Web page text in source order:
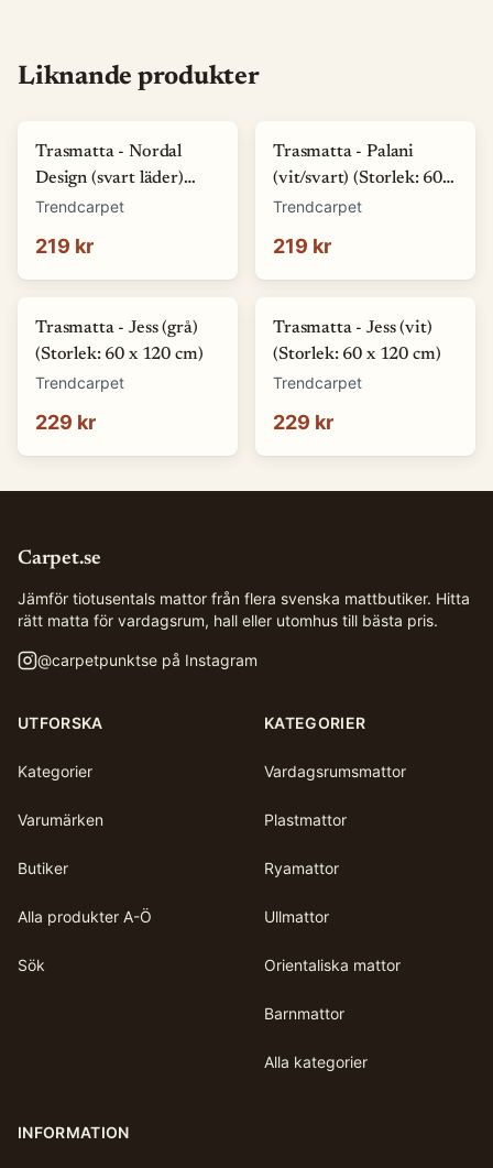
Liknande produkter
Trasmatta - Nordal
Design (svart läder)
(Storlek: 60 x 110 cm)
Trendcarpet
219 kr
Trasmatta - Palani
(vit/svart) (Storlek: 60 x
120 cm)
Trendcarpet
219 kr
Trasmatta - Jess (grå)
(Storlek: 60 x 120 cm)
Trendcarpet
229 kr
Trasmatta - Jess (vit)
(Storlek: 60 x 120 cm)
Trendcarpet
229 kr
Carpet.se
Jämför tiotusentals mattor från flera svenska mattbutiker. Hitta
rätt matta för vardagsrum, hall eller utomhus till bästa pris.
@carpetpunktse på Instagram
UTFORSKA
Kategorier
Varumärken
Butiker
Alla produkter A-Ö
Sök
KATEGORIER
Vardagsrumsmattor
Plastmattor
Ryamattor
Ullmattor
Orientaliska mattor
Barnmattor
Alla kategorier
INFORMATION